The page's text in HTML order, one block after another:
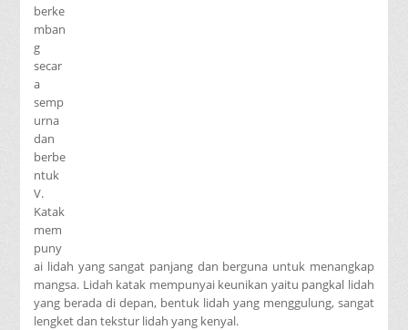
berke
mban
g
secar
a
semp
urna
dan
berbe
ntuk
V.
Katak
mem
puny
ai lidah yang sangat panjang dan berguna untuk menangkap
mangsa. Lidah katak mempunyai keunikan yaitu pangkal lidah
yang berada di depan, bentuk lidah yang menggulung, sangat
lengket dan tekstur lidah yang kenyal.